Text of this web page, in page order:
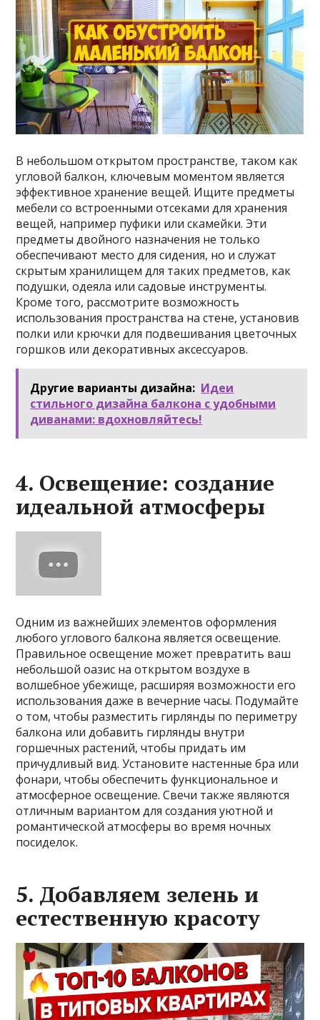
В небольшом открытом пространстве, таком как
угловой балкон, ключевым моментом является
эффективное хранение вещей. Ищите предметы
мебели со встроенными отсеками для хранения
вещей, например пуфики или скамейки. Эти
предметы двойного назначения не только
обеспечивают место для сидения, но и служат
скрытым хранилищем для таких предметов, как
подушки, одеяла или садовые инструменты.
Кроме того, рассмотрите возможность
использования пространства на стене, установив
полки или крючки для подвешивания цветочных
горшков или декоративных аксессуаров.
Другие варианты дизайна: Идеи
стильного дизайна балкона с удобными
диванами: вдохновляйтесь!
4. Освещение: создание
идеальной атмосферы
Одним из важнейших элементов оформления
любого углового балкона является освещение.
Правильное освещение может превратить ваш
небольшой оазис на открытом воздухе в
волшебное убежище, расширяя возможности его
использования даже в вечерние часы. Подумайте
о том, чтобы разместить гирлянды по периметру
балкона или добавить гирлянды внутри
горшечных растений, чтобы придать им
причудливый вид. Установите настенные бра или
фонари, чтобы обеспечить функциональное и
атмосферное освещение. Свечи также являются
отличным вариантом для создания уютной и
романтической атмосферы во время ночных
посиделок.
5. Добавляем зелень и
естественную красоту